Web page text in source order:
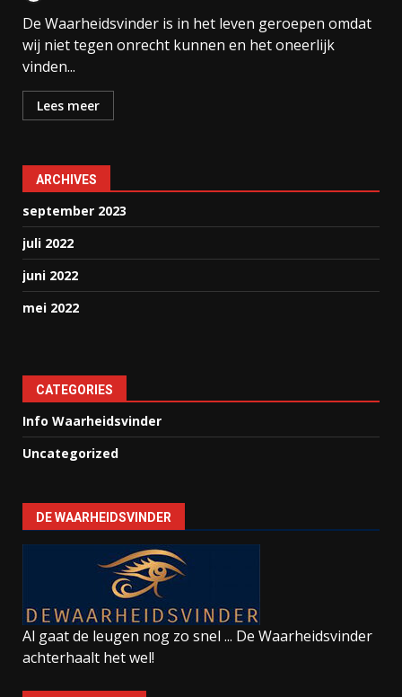
De Waarheidsvinder is in het leven geroepen omdat
wij niet tegen onrecht kunnen en het oneerlijk
vinden...
Lees meer
ARCHIVES
september 2023
juli 2022
juni 2022
mei 2022
CATEGORIES
Info Waarheidsvinder
Uncategorized
DE WAARHEIDSVINDER
Al gaat de leugen nog zo snel ... De Waarheidsvinder
achterhaalt het wel!